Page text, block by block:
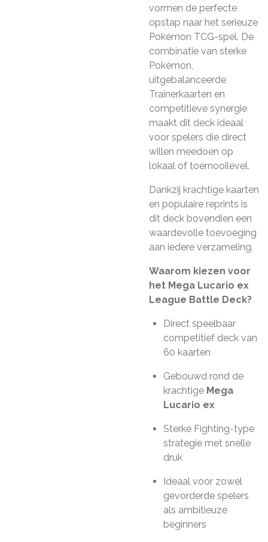
vormen de perfecte
opstap naar het serieuze
Pokémon TCG-spel. De
combinatie van sterke
Pokémon,
uitgebalanceerde
Trainerkaarten en
competitieve synergie
maakt dit deck ideaal
voor spelers die direct
willen meedoen op
lokaal of toernooilevel.
Dankzij krachtige kaarten
en populaire reprints is
dit deck bovendien een
waardevolle toevoeging
aan iedere verzameling.
Waarom kiezen voor
het Mega Lucario ex
League Battle Deck?
Direct speelbaar
competitief deck van
60 kaarten
Gebouwd rond de
krachtige Mega
Lucario ex
Sterke Fighting-type
strategie met snelle
druk
Ideaal voor zowel
gevorderde spelers
als ambitieuze
beginners